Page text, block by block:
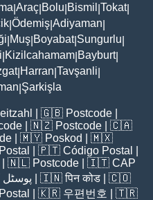
Araç Bolu Bismil Tokat|
Ödemiş Adiyaman
Muş Boyabat| Sungurlu
Kizilcahamam Bayburt|
| Harran Tavşanli
Şarkişla
| 🇬🇧 Postcode
| 🇳🇿 Postcode | 🇨🇦
| 🇲🇾 Poskod
| 🇲🇽
| 🇵🇹 Código Postal
| 🇳🇱 Postcode | 🇮🇹 CAP
پوسٹل | 🇮🇳पिन कोड | 🇨🇴
| 🇰🇷 우편번호
| 🇹🇷